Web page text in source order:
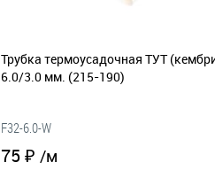
Трубка термоусадочная ТУТ
6.0/3.0 мм. (215-190)
F32-6.0-W
75 ₽ /м